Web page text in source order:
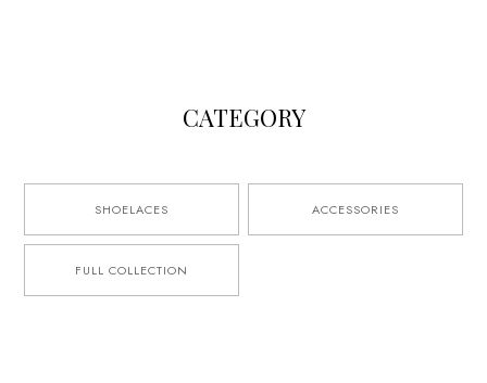
CATEGORY
SHOELACES ACCESSORIES
FULL COLLECTION